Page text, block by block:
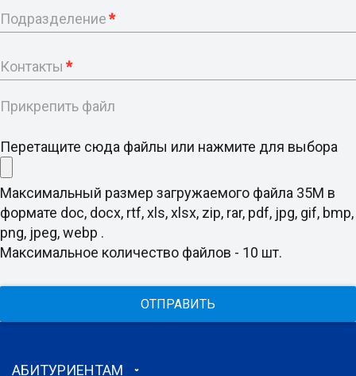
Подразделение*
Контакты *
Прикрепить файл
Перетащите сюда файлы или нажмите для выбора
Максимальный размер загружаемого файла 35M в
формате doc, docx, rtf, xls, xlsx, zip, rar, pdf, jpg, gif, bmp,
png, jpeg, webp .
Максимальное количество файлов - 10 шт.
ОТПРАВИТЬ
АБИТУРИЕНТАМ